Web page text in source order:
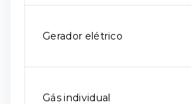
Gerador elétrico
Gás individual